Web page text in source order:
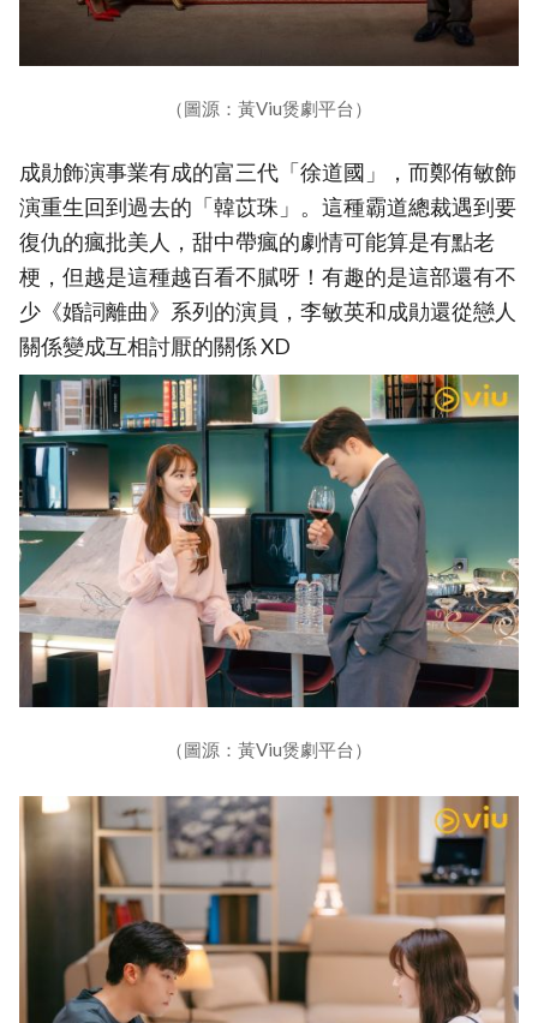
（圖源：黃Viu煲劇平台）
成勛飾演事業有成的富三代「徐道國」，而鄭侑敏飾
演重生回到過去的「韓苡珠」。這種霸道總裁遇到要
復仇的瘋批美人，甜中帶瘋的劇情可能算是有點老
梗，但越是這種越百看不膩呀！有趣的是這部還有不
少《婚詞離曲》系列的演員，李敏英和成勛還從戀人
關係變成互相討厭的關係 XD
（圖源：黃Viu煲劇平台）